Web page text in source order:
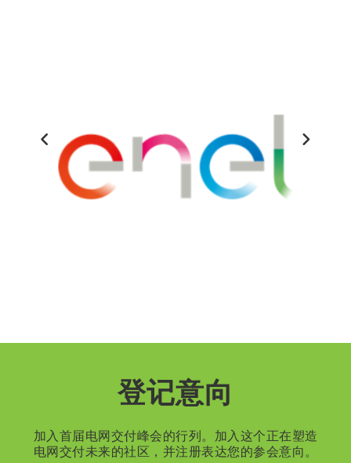
登记意向
加入首届电网交付峰会的行列。加入这个正在塑造
电网交付未来的社区，并注册表达您的参会意向。